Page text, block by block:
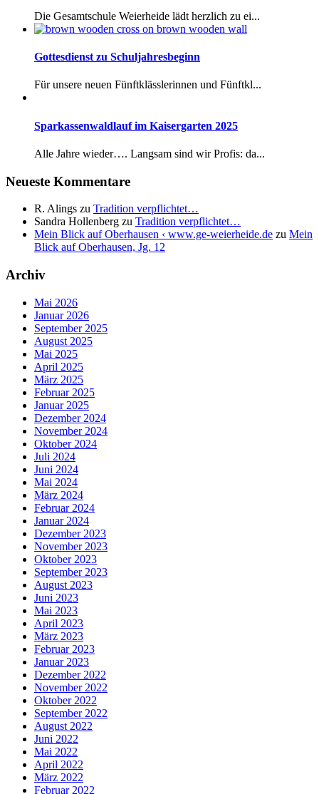
Die Gesamtschule Weierheide lädt herzlich zu ei...
Gottesdienst zu Schuljahresbeginn
Für unsere neuen Fünftklässlerinnen und Fünftkl...
Sparkassenwaldlauf im Kaisergarten 2025
Alle Jahre wieder…. Langsam sind wir Profis: da...
Neueste Kommentare
R. Alings zu Tradition verpflichtet…
Sandra Hollenberg zu Tradition verpflichtet…
Mein Blick auf Oberhausen ‹ www.ge-weierheide.de zu Mein
Blick auf Oberhausen, Jg. 12
Archiv
Mai 2026
Januar 2026
September 2025
August 2025
Mai 2025
April 2025
März 2025
Februar 2025
Januar 2025
Dezember 2024
November 2024
Oktober 2024
Juli 2024
Juni 2024
Mai 2024
März 2024
Februar 2024
Januar 2024
Dezember 2023
November 2023
Oktober 2023
September 2023
August 2023
Juni 2023
Mai 2023
April 2023
März 2023
Februar 2023
Januar 2023
Dezember 2022
November 2022
Oktober 2022
September 2022
August 2022
Juni 2022
Mai 2022
April 2022
März 2022
Februar 2022